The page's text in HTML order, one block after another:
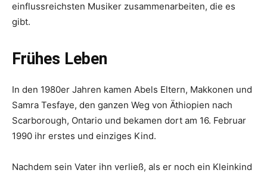
einflussreichsten Musiker zusammenarbeiten, die es
gibt.
Frühes Leben
In den 1980er Jahren kamen Abels Eltern, Makkonen und
Samra Tesfaye, den ganzen Weg von Äthiopien nach
Scarborough, Ontario und bekamen dort am 16. Februar
1990 ihr erstes und einziges Kind.
Nachdem sein Vater ihn verließ, als er noch ein Kleinkind